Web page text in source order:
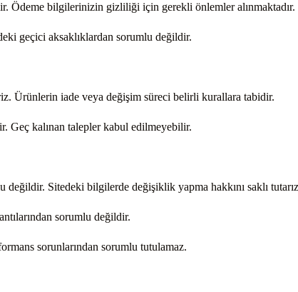
Ödeme bilgilerinizin gizliliği için gerekli önlemler alınmaktadır.
geçici aksaklıklardan sorumlu değildir.
Ürünlerin iade veya değişim süreci belirli kurallara tabidir.
Geç kalınan talepler kabul edilmeyebilir.
Sitedeki bilgilerde değişiklik yapma hakkını saklı
sorumlu değildir.
sorunlarından sorumlu tutulamaz.